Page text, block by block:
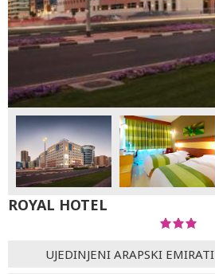
ROYAL HOTEL
UJEDINJENI ARAPSKI EMIRATI